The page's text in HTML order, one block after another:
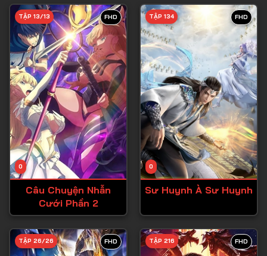
Tập 18
Tập 19
Tập 20
Tập 21
Tập 22
Tập 23
Tập 24
Tập 25
Tập 26
Tập 29
FHD
0
TẬP 13/13
Câu Chuyện Nhẫn
Cưới Phần 2
FHD
0
TẬP 134
Sư Huynh À Sư Huynh
FHD
TẬP 26/26 FHD
TẬP 216